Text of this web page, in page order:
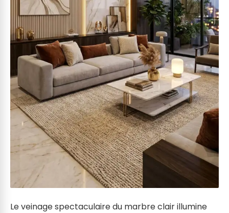
Le veinage spectaculaire du marbre clair illumine